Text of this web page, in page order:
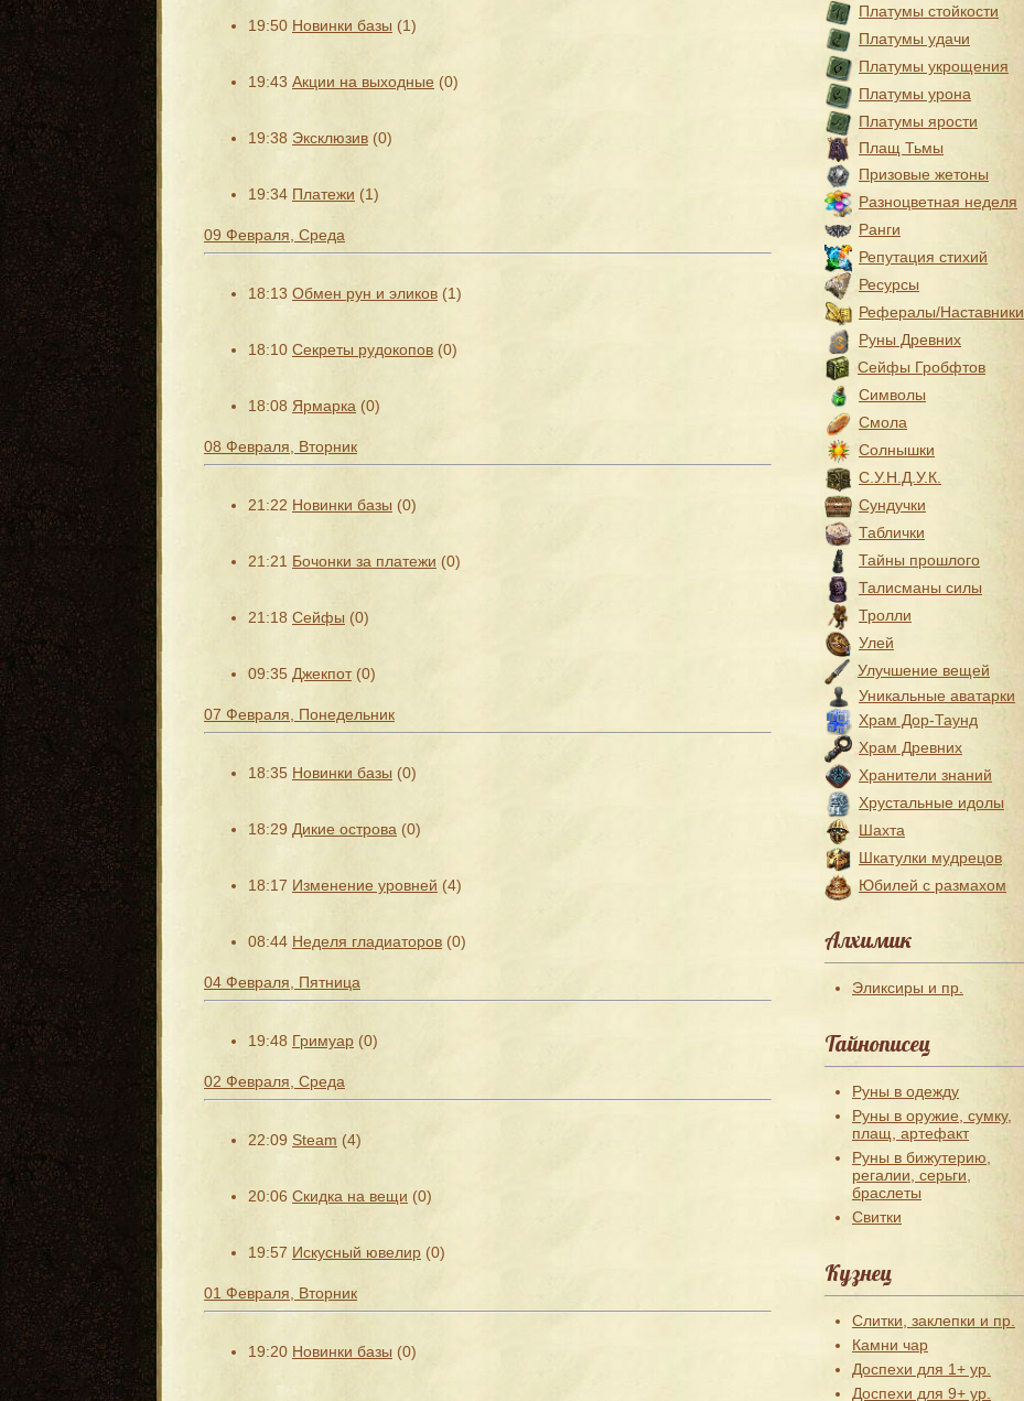
19:50 Новинки базы (1)
19:43 Акции на выходные (0)
19:38 Эксклюзив (0)
19:34 Платежи (1)
09 Февраля, Среда
18:13 Обмен рун и эликов (1)
18:10 Секреты рудокопов (0)
18:08 Ярмарка (0)
08 Февраля, Вторник
21:22 Новинки базы (0)
21:21 Бочонки за платежи (0)
21:18 Сейфы (0)
09:35 Джекпот (0)
07 Февраля, Понедельник
18:35 Новинки базы (0)
18:29 Дикие острова (0)
18:17 Изменение уровней (4)
08:44 Неделя гладиаторов (0)
04 Февраля, Пятница
19:48 Гримуар (0)
02 Февраля, Среда
22:09 Steam (4)
20:06 Скидка на вещи (0)
19:57 Искусный ювелир (0)
01 Февраля, Вторник
19:20 Новинки базы (0)
Платумы стойкости
Платумы удачи
Платумы укрощения
Платумы урона
Платумы ярости
Плащ Тьмы
Призовые жетоны
Разноцветная неделя
Ранги
Репутация стихий
Ресурсы
Рефералы/Наставники
Руны Древних
Сейфы Гробфтов
Символы
Смола
Солнышки
С.У.Н.Д.У.К.
Сундучки
Таблички
Тайны прошлого
Талисманы силы
Тролли
Улей
Улучшение вещей
Уникальные аватарки
Храм Дор-Таунд
Храм Древних
Хранители знаний
Хрустальные идолы
Шахта
Шкатулки мудрецов
Юбилей с размахом
Алхимик
Эликсиры и пр.
Тайнописец
Руны в одежду
Руны в оружие, сумку,
плащ, артефакт
Руны в бижутерию,
регалии, серьги,
браслеты
Свитки
Кузнец
Слитки, заклепки и пр.
Камни чар
Доспехи для 1+ ур.
Доспехи для 9+ ур.